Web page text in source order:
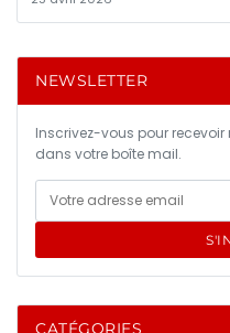
NEWSLETTER
Inscrivez-vous pour
dans votre boîte mail.
CATÉGORIES